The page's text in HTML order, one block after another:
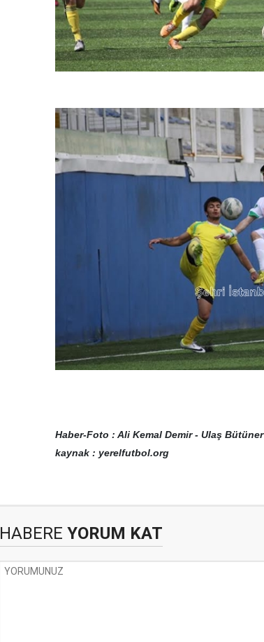
Haber-Foto : Ali Kemal Demir - Ulaş Bütüner
kaynak : yerelfutbol.org
HABERE YORUM KAT